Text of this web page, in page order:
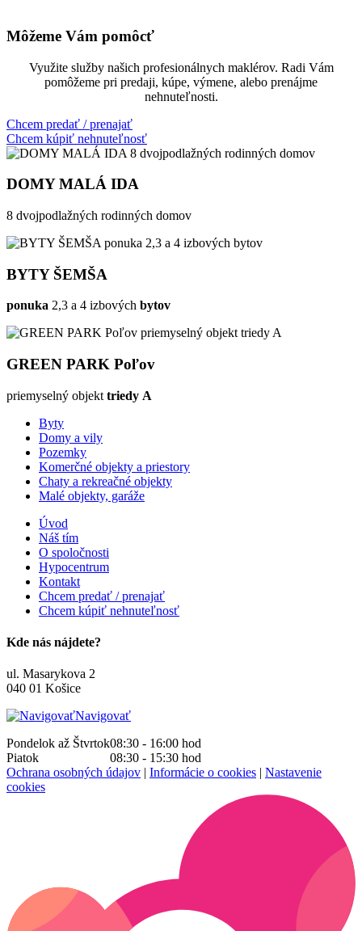
Môžeme Vám pomôcť
Využite služby našich profesionálnych maklérov. Radi Vám
pomôžeme pri predaji, kúpe, výmene, alebo prenájme
nehnuteľnosti.
Chcem predať / prenajať
Chcem kúpiť nehnuteľnosť
DOMY MALÁ IDA
8 dvojpodlažných rodinných domov
BYTY ŠEMŠA
ponuka 2,3 a 4 izbových bytov
GREEN PARK Poľov
priemyselný objekt triedy A
Byty
Domy a vily
Pozemky
Komerčné objekty a priestory
Chaty a rekreačné objekty
Malé objekty, garáže
Úvod
Náš tím
O spoločnosti
Hypocentrum
Kontakt
Chcem predať / prenajať
Chcem kúpiť nehnuteľnosť
Kde nás nájdete?
ul. Masarykova 2
040 01 Košice
Navigovať
Pondelok až Štvrtok08:30 - 16:00 hod
Piatok
08:30 - 15:30 hod
Ochrana osobných údajov | Informácie o cookies | Nastavenie
cookies